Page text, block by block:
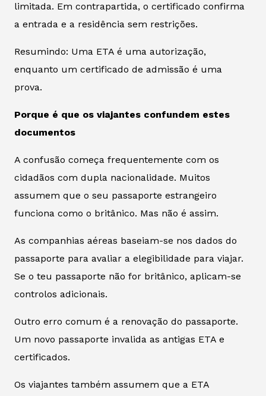
limitada. Em contrapartida, o certificado confirma
a entrada e a residência sem restrições.
Resumindo: Uma ETA é uma autorização,
enquanto um certificado de admissão é uma
prova.
Porque é que os viajantes confundem estes
documentos
A confusão começa frequentemente com os
cidadãos com dupla nacionalidade. Muitos
assumem que o seu passaporte estrangeiro
funciona como o britânico. Mas não é assim.
As companhias aéreas baseiam-se nos dados do
passaporte para avaliar a elegibilidade para viajar.
Se o teu passaporte não for britânico, aplicam-se
controlos adicionais.
Outro erro comum é a renovação do passaporte.
Um novo passaporte invalida as antigas ETA e
certificados.
Os viajantes também assumem que a ETA